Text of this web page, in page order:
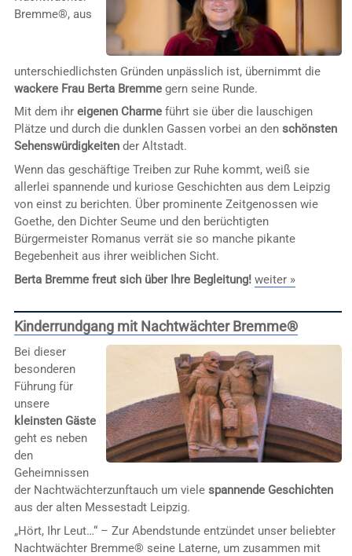
Bremme®, aus
unterschiedlichsten Gründen unpässlich ist, übernimmt die
wackere Frau Berta Bremmegern seine Runde.
Mit dem ihr eigenen Charmeführt sie über die lauschigen
Plätze und durch die dunklen Gassen vorbei an den schönsten
Sehenswürdigkeitender Altstadt.
Wenn das geschäftige Treiben zur Ruhe kommt, weiß sie
allerlei spannende und kuriose Geschichten aus dem Leipzig
von einst zu berichten. Über prominente Zeitgenossen wie
Goethe, den Dichter Seume und den berüchtigten
Bürgermeister Romanus verrät sie so manche pikante
Begebenheit aus ihrer weiblichen Sicht.
Berta Bremme freut sich über Ihre Begleitung! weiter »
Kinderrundgang mit Nachtwächter Bremme®
Bei dieser
besonderen
Führung für
unsere
kleinsten Gäste
geht es neben
den
Geheimnissen
der Nachtwächterzunftauch um viele spannende Geschichten
aus der alten Messestadt Leipzig.
„Hört, Ihr Leut…“ – Zur Abendstunde entzündet unser beliebter
Nachtwächter Bremme® seine Laterne, um zusammen mit